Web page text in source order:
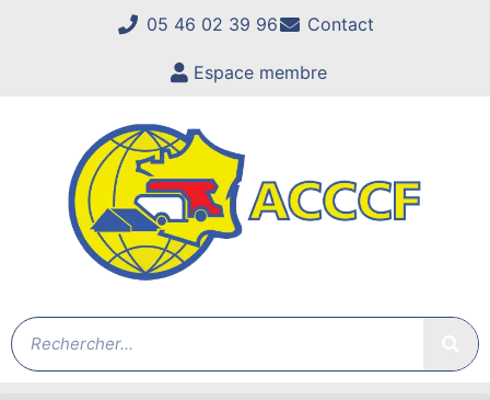
05 46 02 39 96 Contact
Espace membre